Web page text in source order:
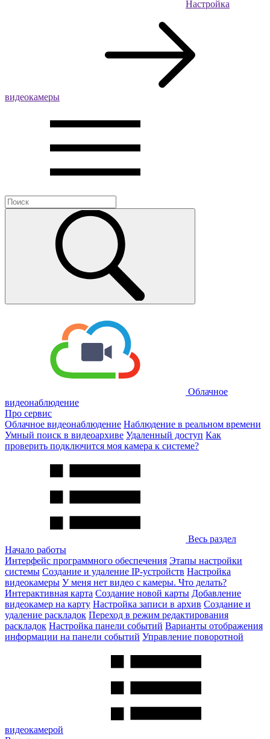
Настройка
видеокамеры
Облачное
видеонаблюдение
Про сервис
Облачное видеонаблюдение Наблюдение в реальном времени
Умный поиск в видеоархиве Удаленный доступ Как
проверить подключится моя камера к системе?
Весь раздел
Начало работы
Интерфейс программного обеспечения Этапы настройки
системы Создание и удаление IP-устройств Настройка
видеокамеры У меня нет видео с камеры. Что делать?
Интерактивная карта Создание новой карты Добавление
видеокамер на карту Настройка записи в архив Создание и
удаление раскладок Переход в режим редактирования
раскладок Настройка панели событий Варианты отображения
информации на панели событий Управление поворотной
видеокамерой